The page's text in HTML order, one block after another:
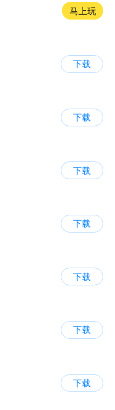
马上玩
下载
下载
下载
下载
下载
下载
下载